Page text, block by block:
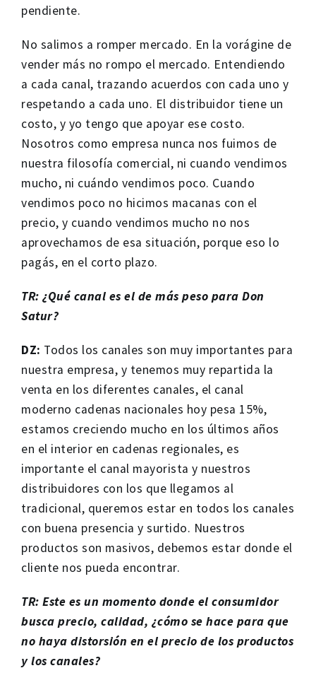
pendiente.
No salimos a romper mercado. En la vorágine de
vender más no rompo el mercado. Entendiendo
a cada canal, trazando acuerdos con cada uno y
respetando a cada uno. El distribuidor tiene un
costo, y yo tengo que apoyar ese costo.
Nosotros como empresa nunca nos fuimos de
nuestra filosofía comercial, ni cuando vendimos
mucho, ni cuándo vendimos poco. Cuando
vendimos poco no hicimos macanas con el
precio, y cuando vendimos mucho no nos
aprovechamos de esa situación, porque eso lo
pagás, en el corto plazo.
TR: ¿Qué canal es el de más peso para Don
Satur?
DZ: Todos los canales son muy importantes para
nuestra empresa, y tenemos muy repartida la
venta en los diferentes canales, el canal
moderno cadenas nacionales hoy pesa 15%,
estamos creciendo mucho en los últimos años
en el interior en cadenas regionales, es
importante el canal mayorista y nuestros
distribuidores con los que llegamos al
tradicional, queremos estar en todos los canales
con buena presencia y surtido. Nuestros
productos son masivos, debemos estar donde el
cliente nos pueda encontrar.
TR: Este es un momento donde el consumidor
busca precio, calidad, ¿cómo se hace para que
no haya distorsión en el precio de los productos
y los canales?